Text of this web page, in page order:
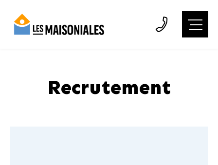
Recrutement